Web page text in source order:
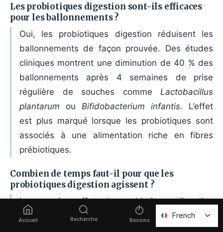
Les probiotiques digestion sont-ils efficaces
pour les ballonnements ?
Oui, les probiotiques digestion réduisent les
ballonnements de façon prouvée. Des études
cliniques montrent une diminution de 40 % des
ballonnements après 4 semaines de prise
régulière de souches comme Lactobacillus
plantarum ou Bifidobacterium infantis. L’effet
est plus marqué lorsque les probiotiques sont
associés à une alimentation riche en fibres
prébiotiques.
Combien de temps faut-il pour que les
probiotiques digestion agissent ?
Les premiers effets des probiotiques digestion
sur le transit et les ballonnements apparaissent
généralement entre 1 et 3 semaines. Un
Accueil Recherche Besoins Favoris
French
French